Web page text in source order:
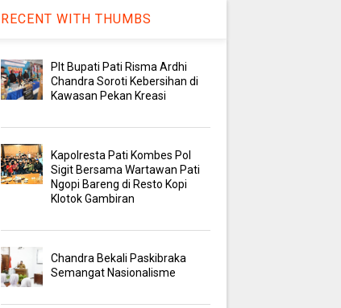
RECENT WITH THUMBS
Plt Bupati Pati Risma Ardhi
Chandra Soroti Kebersihan di
Kawasan Pekan Kreasi
Kapolresta Pati Kombes Pol
Sigit Bersama Wartawan Pati
Ngopi Bareng di Resto Kopi
Klotok Gambiran
Chandra Bekali Paskibraka
Semangat Nasionalisme